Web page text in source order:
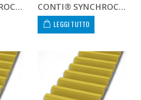
CONTI® SYNCHROCHAIN CARBON CTD 14M 1302 125 C CONTI® SYNCHROCHAIN CARBON CTD 14M 1302 450 C CUSTOM
LEGGI TUTTO